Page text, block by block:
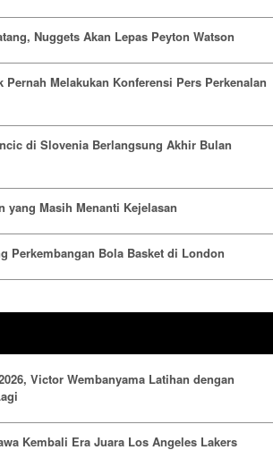
Nuggets Akan Lepas Peyton Watson
Pernah Melakukan Konferensi Pers Perkenalan
di Slovenia Berlangsung Akhir Bulan
yang Masih Menanti Kejelasan
Perkembangan Bola Basket di London
Victor Wembanyama Latihan dengan
Kembali Era Juara Los Angeles Lakers